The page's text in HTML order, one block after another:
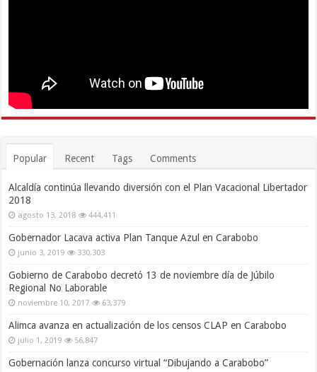
Popular Recent Tags Comments
Alcaldía continúa llevando diversión con el Plan Vacacional Libertador
2018
agosto 13, 2018 444,411
Gobernador Lacava activa Plan Tanque Azul en Carabobo
junio 3, 2019 330,303
Gobierno de Carabobo decretó 13 de noviembre día de Júbilo
Regional No Laborable
noviembre 10, 2017 63,379
Alimca avanza en actualización de los censos CLAP en Carabobo
julio 1, 2019 56,847
Gobernación lanza concurso virtual “Dibujando a Carabobo”